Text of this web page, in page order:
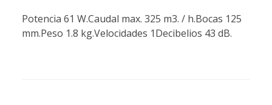
Potencia 61 W.Caudal max. 325 m3. / h.Bocas 125
mm.Peso 1.8 kg.Velocidades 1Decibelios 43 dB.